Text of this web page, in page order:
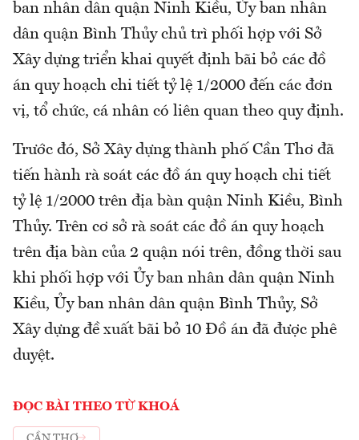
ban nhân dân quận Ninh Kiều, Ủy ban nhân
dân quận Bình Thủy chủ trì phối hợp với Sở
Xây dựng triển khai quyết định bãi bỏ các đồ
án quy hoạch chi tiết tỷ lệ 1/2000 đến các đơn
vị, tổ chức, cá nhân có liên quan theo quy định.
Trước đó, Sở Xây dựng thành phố Cần Thơ đã
tiến hành rà soát các đồ án quy hoạch chi tiết
tỷ lệ 1/2000 trên địa bàn quận Ninh Kiều, Bình
Thủy. Trên cơ sở rà soát các đồ án quy hoạch
trên địa bàn của 2 quận nói trên, đồng thời sau
khi phối hợp với Ủy ban nhân dân quận Ninh
Kiều, Ủy ban nhân dân quận Bình Thủy, Sở
Xây dựng đề xuất bãi bỏ 10 Đồ án đã được phê
duyệt.
ĐỌC BÀI THEO TỪ KHOÁ